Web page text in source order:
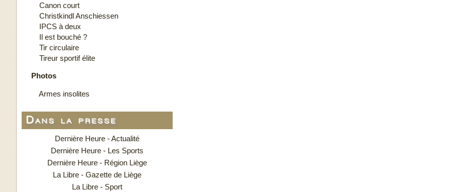
Canon court
Christkindl Anschiessen
IPCS à deux
Il est bouché ?
Tir circulaire
Tireur sportif élite
Photos
Armes insolites
Dans la presse
Dernière Heure - Actualité
Dernière Heure - Les Sports
Dernière Heure - Région Liège
La Libre - Gazette de Liège
La Libre - Sport